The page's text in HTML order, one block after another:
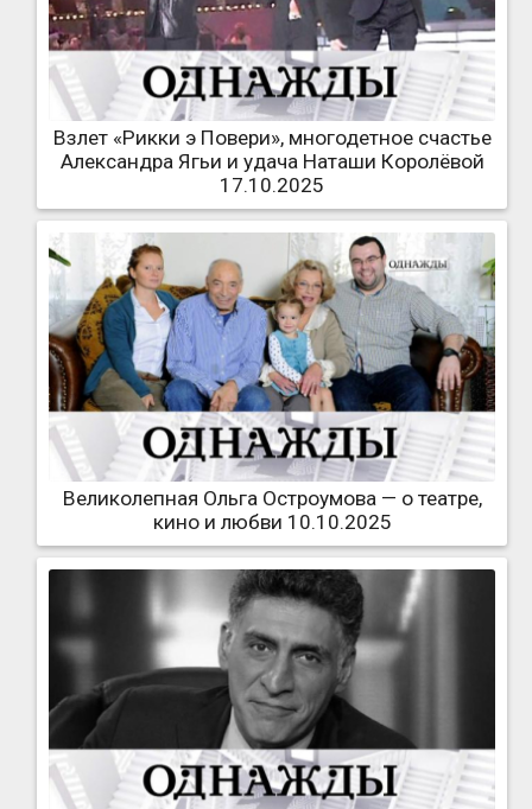
Взлет «Рикки э Повери», многодетное счастье
Александра Ягьи и удача Наташи Королёвой
17.10.2025
Великолепная Ольга Остроумова — о театре,
кино и любви 10.10.2025